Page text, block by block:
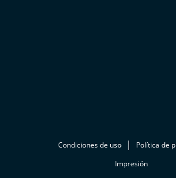
Condiciones de uso
Política de
Impresión